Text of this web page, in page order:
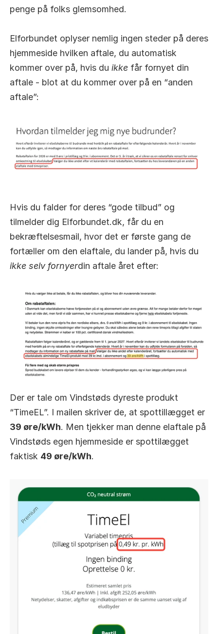
penge på folks glemsomhed.
Elforbundet oplyser nemlig ingen steder på deres
hjemmeside hvilken aftale, du automatisk
kommer over på, hvis du ikke får fornyet din
aftale - blot at du kommer over på en “anden
aftale”:
Hvis du falder for deres “gode tilbud” og
tilmelder dig Elforbundet.dk, får du en
bekræftelsesmail, hvor det er første gang de
ikke selv fornyerdin aftale året efter:
Der er tale om Vindstøds dyreste produkt
39 øre/kWh. Men tjekker man denne elaftale på
Vindstøds egen hjemmeside er spottilægget
faktisk 49 øre/kWh.